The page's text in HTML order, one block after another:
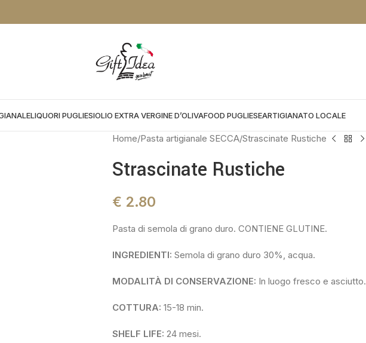
LIQUORI PUGLIESIOLIO EXTRA VERGINE D’OLIVAFOOD PUGLIESEARTIGIANATO LOCALE
Home Pasta artigianale SECCA Strascinate Rustiche
Strascinate Rustiche
€ 2.80
Pasta di semola di grano duro. CONTIENE GLUTINE.
INGREDIENTI: Semola di grano duro 30%, acqua.
MODALITÀ DI CONSERVAZIONE: In luogo fresco e asciutto.
COTTURA: 15-18 min.
SHELF LIFE: 24 mesi.